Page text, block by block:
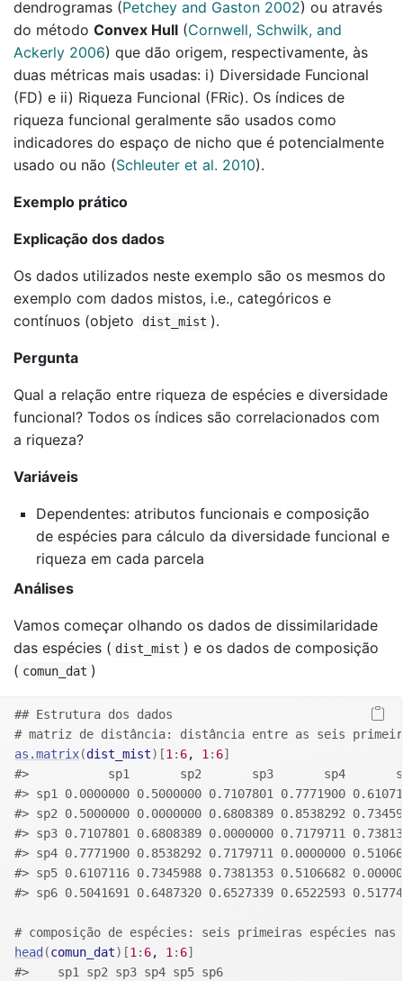
dendrogramas (Petchey and Gaston 2002) ou através
do método Convex Hull (Cornwell, Schwilk, and
Ackerly 2006) que dão origem, respectivamente, às
duas métricas mais usadas: i) Diversidade Funcional
(FD) e ii) Riqueza Funcional (FRic). Os índices de
riqueza funcional geralmente são usados como
indicadores do espaço de nicho que é potencialmente
usado ou não (Schleuter et al. 2010).
Exemplo prático
Explicação dos dados
Os dados utilizados neste exemplo são os mesmos do
exemplo com dados mistos, i.e., categóricos e
contínuos (objeto
dist_mist ).
Pergunta
Qual a relação entre riqueza de espécies e diversidade
funcional? Todos os índices são correlacionados com
a riqueza?
Variáveis
Dependentes: atributos funcionais e composição
de espécies para cálculo da diversidade funcional e
riqueza em cada parcela
Análises
Vamos começar olhando os dados de dissimilaridade
das espécies ( dist_mist ) e os dados de composição
( comun_dat )
## Estrutura dos dados
# matriz de distância: distância entre as seis
as.matrix(dist_mist) [1 : 6, 1 : 6]
#>           sp1       sp2       sp3       sp4
#> sp1 0.0000000 0.5000000 0.7107801 0.7771900
#> sp2 0.5000000 0.0000000 0.6808389 0.8538292
#> sp3 0.7107801 0.6808389 0.0000000 0.7179711
#> sp4 0.7771900 0.8538292 0.7179711 0.0000000
#> sp5 0.6107116 0.7345988 0.7381353 0.5106682
#> sp6 0.5041691 0.6487320 0.6527339 0.6522593
# composição de espécies: seis primeiras espécies
head (comun_dat) [1 : 6, 1 : 6]
#>    sp1 sp2 sp3 sp4 sp5 sp6